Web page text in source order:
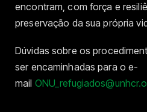
encontram, com força e
preservação da sua própria
Dúvidas sobre os
ser encaminhadas para o e-
mail